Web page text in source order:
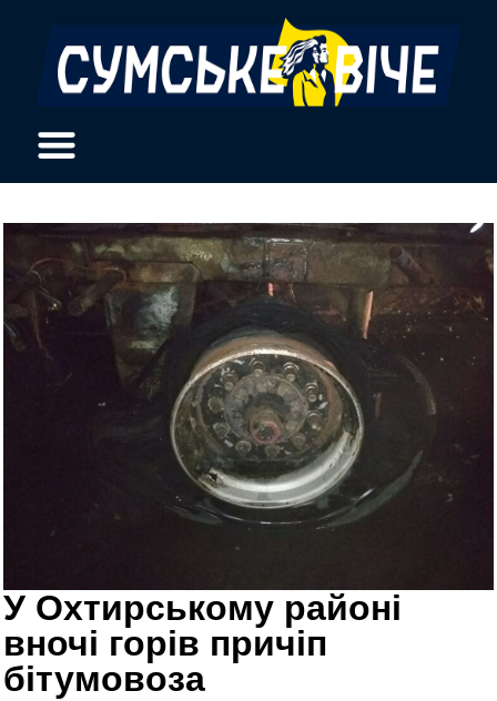
У Охтирському районі
вночі горів причіп
бітумовоза